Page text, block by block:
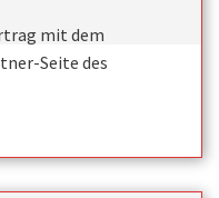
mit dem
Seite des